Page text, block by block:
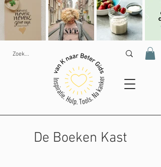
De Boeken Kast